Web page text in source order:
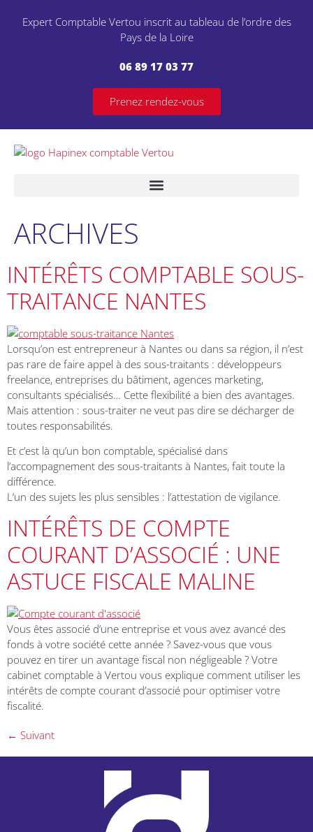
Expert Comptable Vertou inscrit au tableau de l’ordre des
Pays de la Loire
06 89 17 03 77
Prenez rendez-vous
ARCHIVES
INTÉRÊTS COMPTABLE SOUS-
TRAITANCE NANTES
Lorsqu’on est entrepreneur à Nantes ou dans sa région, il n’est
pas rare de faire appel à des sous-traitants : développeurs
freelance, entreprises du bâtiment, agences marketing,
consultants spécialisés… Cette flexibilité a bien des avantages.
Mais attention : sous-traiter ne veut pas dire se décharger de
toutes responsabilités.
Et c’est là qu’un bon comptable, spécialisé dans
l’accompagnement des sous-traitants à Nantes, fait toute la
différence.
L’un des sujets les plus sensibles : l’attestation de vigilance.
INTÉRÊTS DE COMPTE
COURANT D’ASSOCIÉ : UNE
ASTUCE FISCALE MALINE
Vous êtes associé d’une entreprise et vous avez avancé des
fonds à votre société cette année ? Savez-vous que vous
pouvez en tirer un avantage fiscal non négligeable ? Votre
cabinet comptable à Vertou vous explique comment utiliser les
intérêts de compte courant d’associé pour optimiser votre
fiscalité.
← Suivant